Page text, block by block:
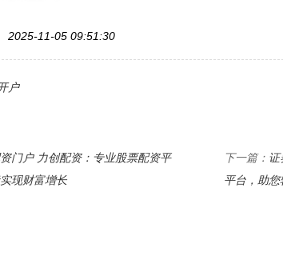
2025-11-05 09:51:30
户
门户 力创配资：专业股票配资平
现财富增长
下一篇：
平台，助您